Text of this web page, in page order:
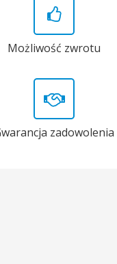
Możliwość zwrotu
zadowolenia